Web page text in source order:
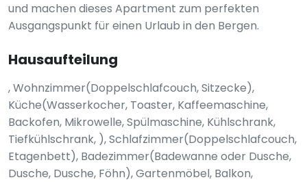
und machen dieses Apartment zum perfekten
Ausgangspunkt für einen Urlaub in den Bergen.
Hausaufteilung
, Wohnzimmer(Doppelschlafcouch, Sitzecke),
Küche(Wasserkocher, Toaster, Kaffeemaschine,
Backofen, Mikrowelle, Spülmaschine, Kühlschrank,
Tiefkühlschrank, ), Schlafzimmer(Doppelschlafcouch,
Etagenbett), Badezimmer(Badewanne oder Dusche,
Dusche, Dusche, Föhn), Gartenmöbel, Balkon,